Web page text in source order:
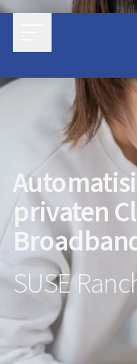
privaten
SUSE